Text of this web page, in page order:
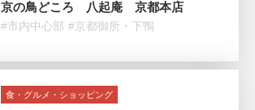
京の鳥どころ 八起庵 京都本店
#市内中心部 #京都御所・下鴨
食・グルメ・ショッピング